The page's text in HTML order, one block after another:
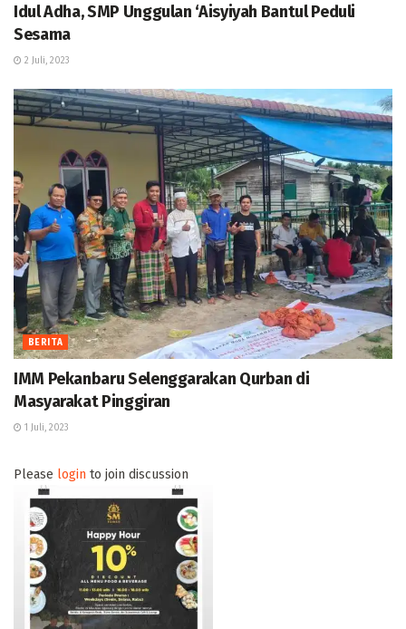
Idul Adha, SMP Unggulan ‘Aisyiyah Bantul Peduli
Sesama
2 Juli, 2023
BERITA
IMM Pekanbaru Selenggarakan Qurban di
Masyarakat Pinggiran
1 Juli, 2023
Please login to join discussion